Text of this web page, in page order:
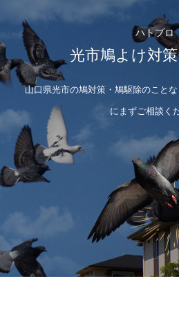
ハトプロ
光市鳩よけ対
山口県光市の鳩対策・鳩駆除のこと
にまずご相談く